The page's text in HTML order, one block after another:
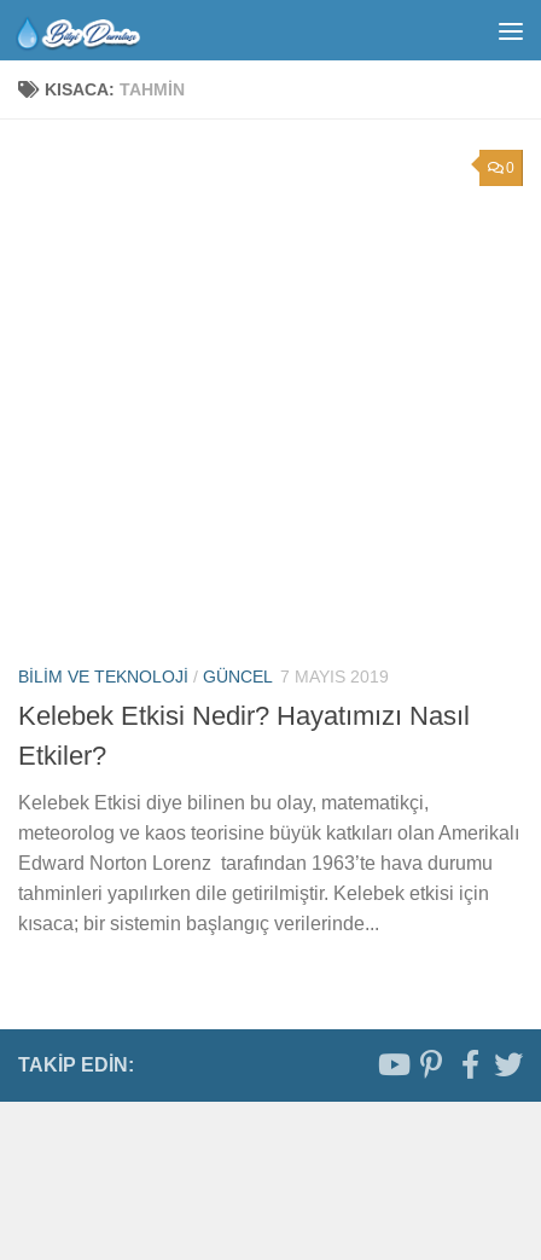
KISACA: TAHMIN
0
BILIM VE TEKNOLOJI / GÜNCEL 7 MAYIS 2019
Kelebek Etkisi Nedir? Hayatımızı Nasıl
Etkiler?
Kelebek Etkisi diye bilinen bu olay, matematikçi,
meteorolog ve kaos teorisine büyük katkıları olan Amerikalı
Edward Norton Lorenz tarafından 1963’te hava durumu
tahminleri yapılırken dile getirilmiştir. Kelebek etkisi için
kısaca; bir sistemin başlangıç verilerinde...
TAKIP EDIN: